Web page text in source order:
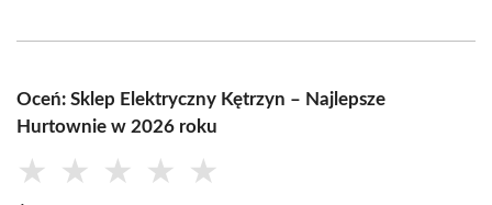
Oceń: Sklep Elektryczny Kętrzyn – Najlepsze
Hurtownie w 2026 roku
★ ★ ★ ★ ★